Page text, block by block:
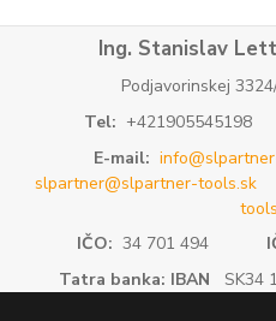
Ing. Stanislav
Podjavorinskej
Tel: +421905545198
E-mail:
slpartner@slpartner-tools.sk
IČO: 34 701 494
Tatra banka: IBAN SK34